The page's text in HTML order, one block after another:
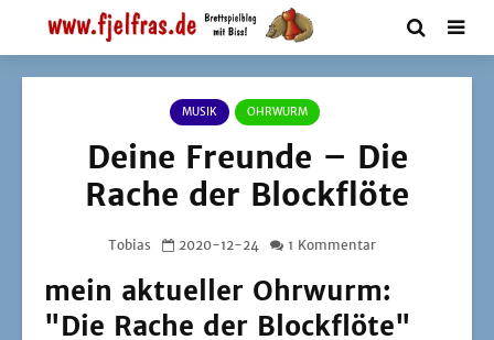
MUSIK OHRWURM
Deine Freunde – Die
Rache der Blockflöte
Tobias 2020-12-24 1 Kommentar
mein aktueller Ohrwurm:
"Die Rache der Blockflöte"